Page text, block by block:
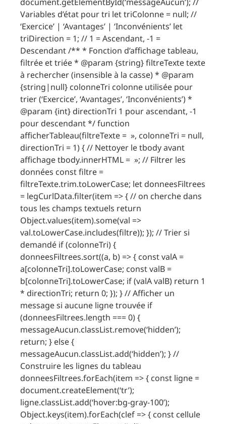
Variables d’état pour tri let triColonne = null; //
‘Exercice’ | ‘Avantages’ | ‘Inconvénients’ let
triDirection = 1; // 1 = Ascendant, -1 =
Descendant /** * Fonction d’affichage tableau,
filtrée et triée * @param {string} filtreTexte texte
à rechercher (insensible à la casse) * @param
{string|null} colonneTri colonne utilisée pour
trier (‘Exercice’, ‘Avantages’, ‘Inconvénients’) *
@param {int} directionTri 1 pour ascendant, -1
pour descendant */ function
afficherTableau(filtreTexte = », colonneTri = null,
directionTri = 1) { // Nettoyer le tbody avant
affichage tbody.innerHTML = »; // Filtrer les
données const filtre =
filtreTexte.trim.toLowerCase; let donneesFiltrees
= legCurlData.filter(item => { // on cherche dans
tous les champs textuels return
Object.values(item).some(val =>
val.toLowerCase.includes(filtre)); }); // Trier si
demandé if (colonneTri) {
donneesFiltrees.sort((a, b) => { const valA =
a[colonneTri].toLowerCase; const valB =
b[colonneTri].toLowerCase; if (valA valB) return 1
* directionTri; return 0; }); } // Afficher un
message si aucune ligne trouvée if
(donneesFiltrees.length === 0) {
messageAucun.classList.remove(‘hidden’);
return; } else {
messageAucun.classList.add(‘hidden’); } //
Construire les lignes du tableau
donneesFiltrees.forEach(item => { const ligne =
document.createElement(‘tr’);
ligne.classList.add(‘hover:bg-gray-100’);
Object.keys(item).forEach(clef => { const cellule